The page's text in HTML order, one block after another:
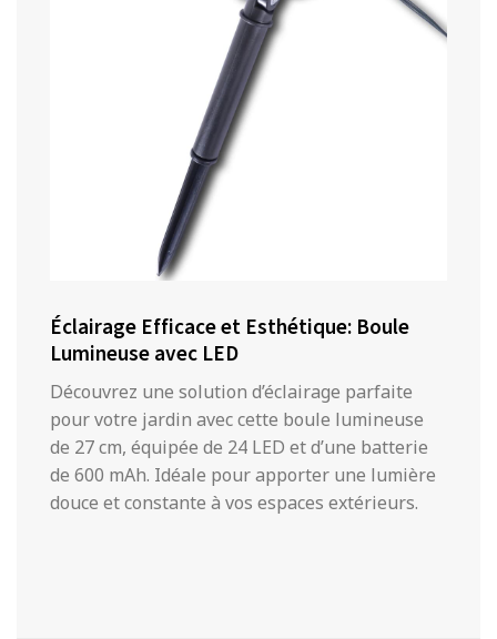
Éclairage Efficace et Esthétique: Boule
Lumineuse avec LED
Découvrez une solution d’éclairage parfaite
pour votre jardin avec cette boule lumineuse
de 27 cm, équipée de 24 LED et d’une batterie
de 600 mAh. Idéale pour apporter une lumière
douce et constante à vos espaces extérieurs.